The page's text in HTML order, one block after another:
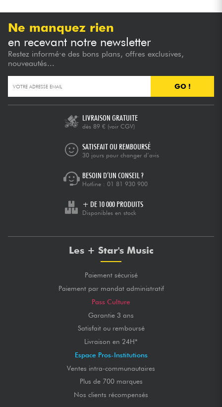
Ne manquez rien
en recevant notre newsletter
Restez informé·e des bons plans, offres exclusives,
nouveautés...
GO !
LIVRAISON GRATUITE
dès 89 € (voir CGV)
SATISFAIT OU REMBOURSÉ
30 jours pour changer d’avis
BESOIN D’UN CONSEIL ?
Hotline : 01 81 930 900
+ DE 10 000 PRODUITS
Disponibles en stock
Les + Star's Music
Paiement sécurisé
Paiement par mandat administratif
Pass Culture
Garantie 3 ans
Satisfait ou remboursé
Livraison en 24H*
Espace Pros-Institutions
Ventes intra-communautaires
Plus de 700 marques
Nos clients récompensés